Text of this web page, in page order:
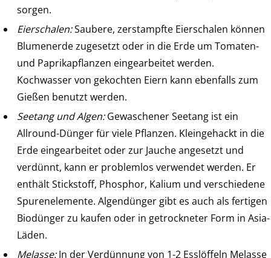
sorgen.
Eierschalen:Saubere, zerstampfte Eierschalen können
Blumenerde zugesetzt oder in die Erde um Tomaten-
und Paprikapflanzen eingearbeitet werden.
Kochwasser von gekochten Eiern kann ebenfalls zum
Gießen benutzt werden.
Seetang und Algen:Gewaschener Seetang ist ein
Allround-Dünger für viele Pflanzen. Kleingehackt in die
Erde eingearbeitet oder zur Jauche angesetzt und
verdünnt, kann er problemlos verwendet werden. Er
enthält Stickstoff, Phosphor, Kalium und verschiedene
Spurenelemente. Algendünger gibt es auch als fertigen
Biodünger zu kaufen oder in getrockneter Form in Asia-
Läden.
Melasse:In der Verdünnung von 1-2 Esslöffeln Melasse